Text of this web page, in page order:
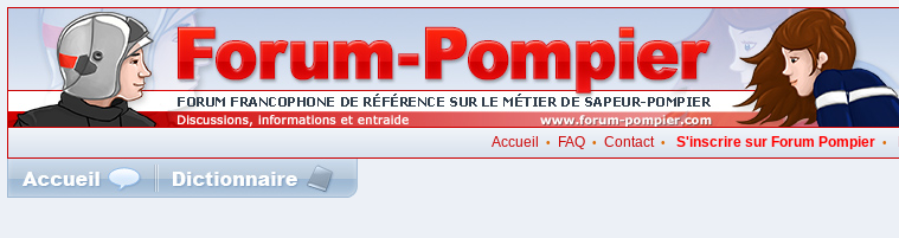
Accueil • FAQ• Contact• S'inscrire sur Forum Pompier•